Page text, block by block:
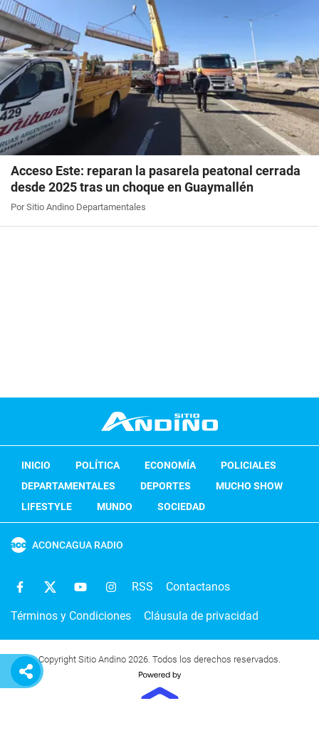
Acceso Este: reparan la pasarela peatonal cerrada
desde 2025 tras un choque en Guaymallén
Por Sitio Andino Departamentales
INICIO POLÍTICA ECONOMÍA
POLICIALES
DEPARTAMENTALES
DEPORTES
MUCHO SHOW
LIFESTYLE
MUNDO SOCIEDAD
ACONCAGUA RADIO
RSS Contactanos
Términos y Condiciones Cláusula de privacidad
Copyright Sitio Andino 2026. Todos los derechos reservados.